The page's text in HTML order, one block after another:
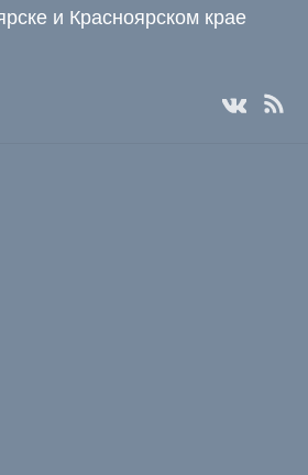
и Красноярском крае